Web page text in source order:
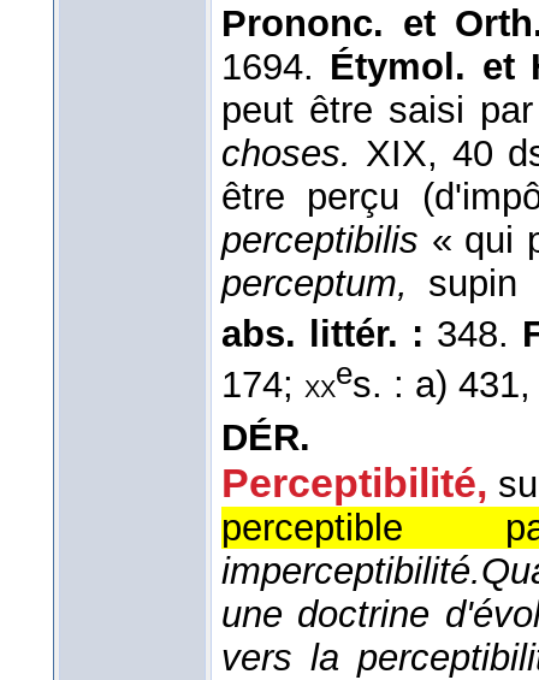
Prononc. et
1694. Étymol. et
peut être saisi
choses. XIX, 40
être perçu
perceptibilis « qui
perceptum,
abs. littér. : 348.
174; xxes. : a)
DÉR.
Perceptibilité,
imperceptibilité.
une doctrine
vers la